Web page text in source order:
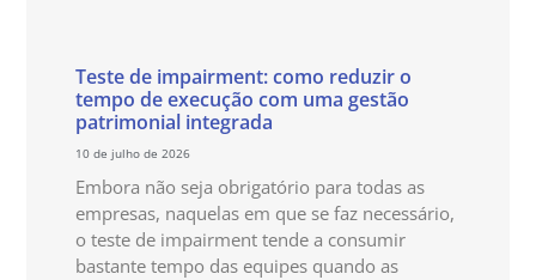
Teste de impairment: como reduzir o
tempo de execução com uma gestão
patrimonial integrada
10 de julho de 2026
Embora não seja obrigatório para todas as
empresas, naquelas em que se faz necessário,
o teste de impairment tende a consumir
bastante tempo das equipes quando as